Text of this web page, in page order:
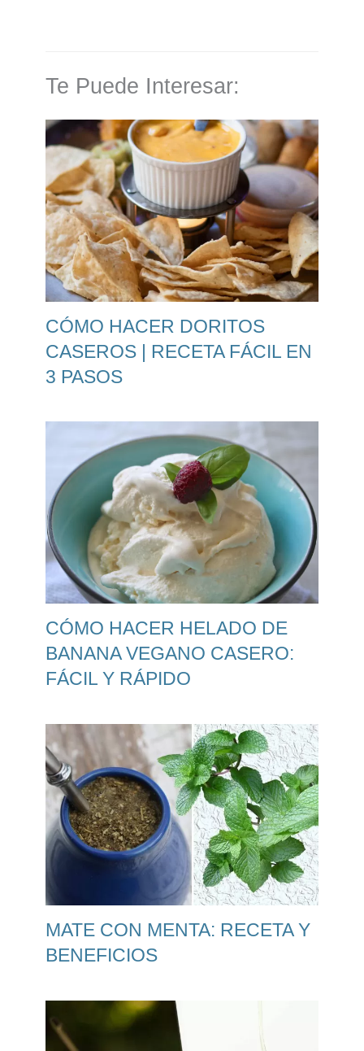
Te Puede Interesar:
CÓMO HACER DORITOS
CASEROS | RECETA FÁCIL EN
3 PASOS
CÓMO HACER HELADO DE
BANANA VEGANO CASERO:
FÁCIL Y RÁPIDO
MATE CON MENTA: RECETA Y
BENEFICIOS